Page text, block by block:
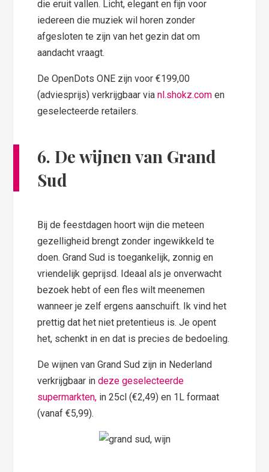
die eruit vallen. Licht, elegant en fijn voor
iedereen die muziek wil horen zonder
afgesloten te zijn van het gezin dat om
aandacht vraagt.
De OpenDots ONE zijn voor €199,00
(adviesprijs) verkrijgbaar vianl.shokz.com en
geselecteerde retailers.
6. De wijnen van Grand
Sud
Bij de feestdagen hoort wijn die meteen
gezelligheid brengt zonder ingewikkeld te
doen. Grand Sud is toegankelijk, zonnig en
vriendelijk geprijsd. Ideaal als je onverwacht
bezoek hebt of een fles wilt meenemen
wanneer je zelf ergens aanschuift. Ik vind het
prettig dat het niet pretentieus is. Je opent
het, schenkt in en dat is precies de bedoeling.
De wijnen van Grand Sud zijn in Nederland
verkrijgbaar indeze geselecteerde
supermarkten, in 25cl (€2,49) en 1L formaat
(vanaf €5,99).